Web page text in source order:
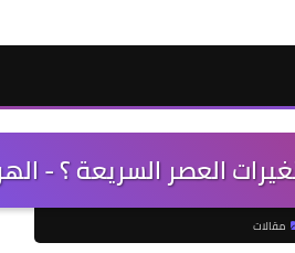
العصر السريعة ؟ -
مقالات